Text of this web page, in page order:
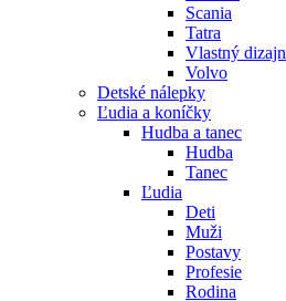
Scania
Tatra
Vlastný dizajn
Volvo
Detské nálepky
Ľudia a koníčky
Hudba a tanec
Hudba
Tanec
Ľudia
Deti
Muži
Postavy
Profesie
Rodina